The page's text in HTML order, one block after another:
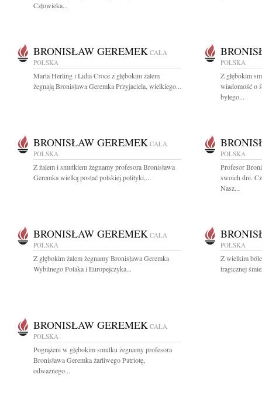
Człowieka...
BRONISŁAW GEREMEK CAŁA
POLSKA
Marta Herling i Lidia Croce z głębokim żalem
żegnają Bronisława Geremka Przyjaciela, wielkiego...
POLSKA
Z głębokim
wiadomość o
byłego...
BRONISŁAW GEREMEK CAŁA
POLSKA
Z żalem i smutkiem żegnamy profesora Bronisława
Geremka wielką postać polskiej polityki,...
POLSKA
Profesor
swoich dni.
Nasz...
BRONISŁAW GEREMEK CAŁA
POLSKA
Z głębokim żalem żegnamy Bronisława Geremka
Wybitnego Polaka i Europejczyka...
POLSKA
Z wielkim
tragicznej
BRONISŁAW GEREMEK CAŁA
POLSKA
Pogrążeni w głębokim smutku żegnamy profesora
Bronisława Geremka żarliwego Patriotę,
odważnego...